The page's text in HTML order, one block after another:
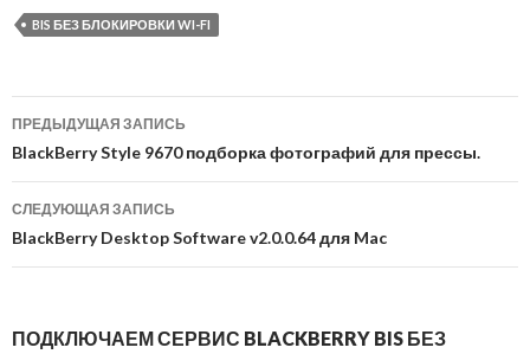
BIS БЕЗ БЛОКИРОВКИ WI-FI
Навигация
по
записям
ПРЕДЫДУЩАЯ ЗАПИСЬ
BlackBerry Style 9670 подборка фотографий для прессы.
СЛЕДУЮЩАЯ ЗАПИСЬ
BlackBerry Desktop Software v2.0.0.64 для Mac
ПОДКЛЮЧАЕМ СЕРВИС BLACKBERRY BIS БЕЗ